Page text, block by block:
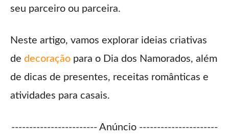
seu parceiro ou parceira.
Neste artigo, vamos explorar ideias criativas
de decoração para o Dia dos Namorados, além
de dicas de presentes, receitas românticas e
atividades para casais.
------------------------ Anúncio ----------------------